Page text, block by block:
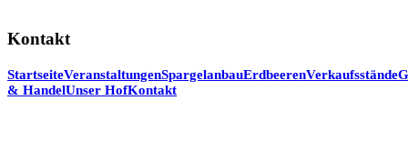
Kontakt
StartseiteVeranstaltungenSpargelanbauErdbeerenVerkaufsstände
& HandelUnser HofKontakt